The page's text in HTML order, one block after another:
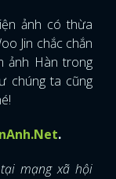
ảnh có thừa
Jin chắc chắn
ảnh Hàn trong
chúng ta cũng
.
mạng xã hội